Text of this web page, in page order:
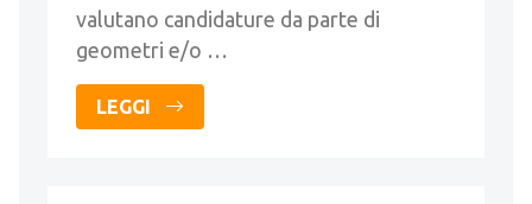
valutano candidature da parte di
geometri e/o …
LEGGI